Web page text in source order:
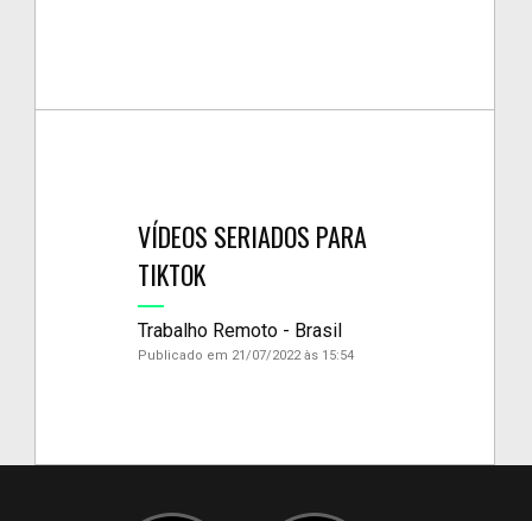
VÍDEOS SERIADOS PARA
TIKTOK
Trabalho Remoto - Brasil
Publicado em 21/07/2022 às 15:54